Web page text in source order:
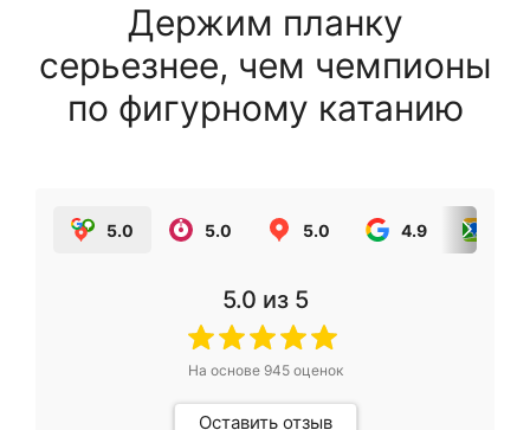
Держим планку
серьезнее, чем чемпионы
по фигурному катанию
5.0 5.0 5.0 4.9
5.0 из 5
На основе 945оценок
Оставить отзыв